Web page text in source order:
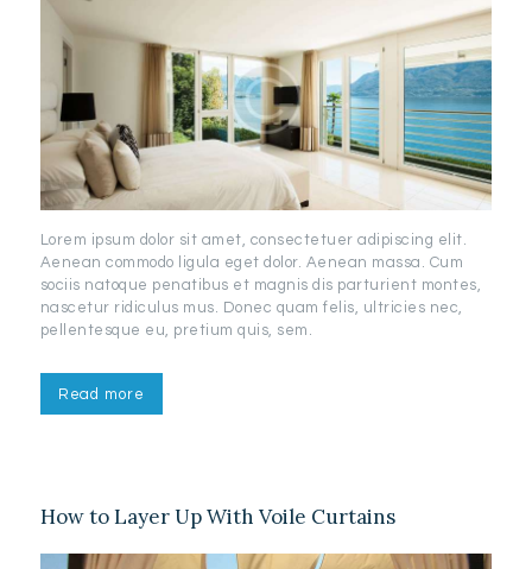
Lorem ipsum dolor sit amet, consectetuer adipiscing elit.
Aenean commodo ligula eget dolor. Aenean massa. Cum
sociis natoque penatibus et magnis dis parturient montes,
nascetur ridiculus mus. Donec quam felis, ultricies nec,
pellentesque eu, pretium quis, sem.
Read more
How to Layer Up With Voile Curtains